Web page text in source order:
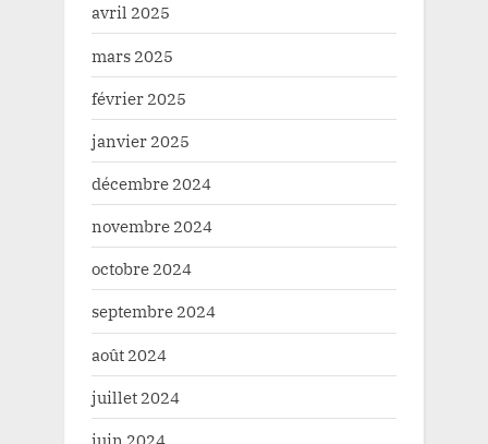
avril 2025
mars 2025
février 2025
janvier 2025
décembre 2024
novembre 2024
octobre 2024
septembre 2024
août 2024
juillet 2024
juin 2024